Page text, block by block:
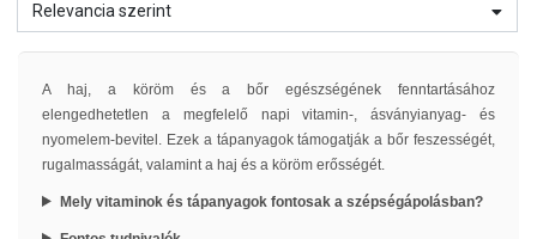
Relevancia szerint
A haj, a köröm és a bőr egészségének fenntartásához
elengedhetetlen a megfelelő napi vitamin-, ásványianyag- és
nyomelem-bevitel. Ezek a tápanyagok támogatják a bőr feszességét,
rugalmasságát, valamint a haj és a köröm erősségét.
Mely vitaminok és tápanyagok fontosak a szépségápolásban?